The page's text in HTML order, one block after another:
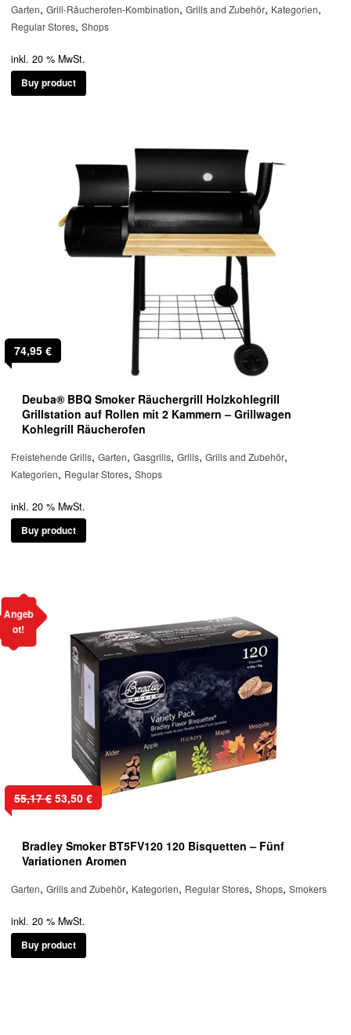
Garten, Grill-Räucherofen-Kombination, Grills and Zubehör, Kategorien,
Regular Stores, Shops
inkl. 20 % MwSt.
Buy product
74,95 €
Deuba® BBQ Smoker Räuchergrill Holzkohlegrill
Grillstation auf Rollen mit 2 Kammern – Grillwagen
Kohlegrill Räucherofen
Freistehende Grills, Garten, Gasgrills, Grills, Grills and Zubehör,
Kategorien, Regular Stores, Shops
inkl. 20 % MwSt.
Buy product
Angeb
ot!
55,17€ Ursprünglicher
Preis
55,17 €
53,50 €Aktueller
Preis
53,50 €.
Bradley Smoker BT5FV120 120 Bisquetten – Fünf
Variationen Aromen
Garten, Grills and Zubehör, Kategorien, Regular Stores, Shops, Smokers
inkl. 20 % MwSt.
Buy product